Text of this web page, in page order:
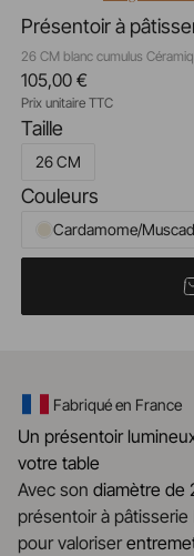
Présentoir à
26 CM blanc cumulus
Taille
26 CM
Couleurs
Cardamome/
105,00 €
Prix unitaire TTC
Fabriqué en France
Un présentoir
votre table
Avec son diamètre de
présentoir à pâtisserie
pour valoriser